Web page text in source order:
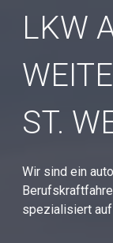
LKW
ST.
Wir sind ein
spezialisiert auf